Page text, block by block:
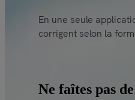
En une seule
corrigent selon la
Ne faîtes pas